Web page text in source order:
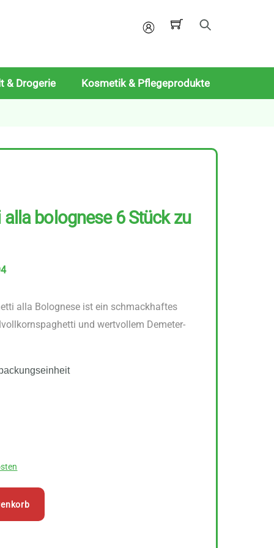
Mein
& Drogerie Kosmetik & Pflegeprodukte
bolognese 6 Stück zu
alla Bolognese ist ein schmackhaftes
und wertvollem Demeter-